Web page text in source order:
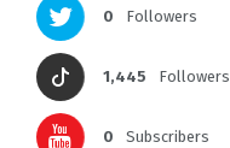
0 Followers
1,445 Followers
0 Subscribers